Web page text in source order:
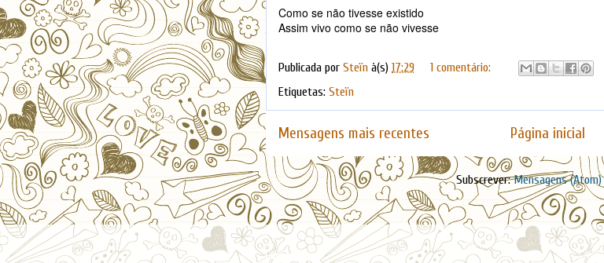
Como se não tivesse existido
Assim vivo como se não vivesse
Publicada por Steïn à(s) 17:29
1 comentário:
Etiquetas: Steïn
Mensagens mais recentes Página inicial
Subscrever:Mensagens (Atom)
Facebook